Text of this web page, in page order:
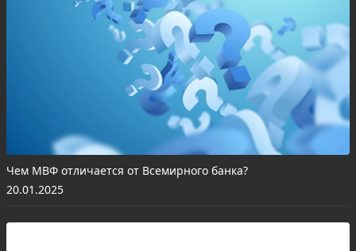
Чем МВФ отличается от Всемирного банка?
20.01.2025